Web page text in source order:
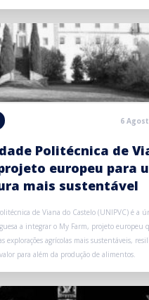
6
Politécnica de
europeu para
mais sustentável
de Viana do Castelo (UNIPVC) é a
a integrar o My Farm, projeto europeu
explorações agrícolas mais sustentáveis,
para além da produção de alimentos.